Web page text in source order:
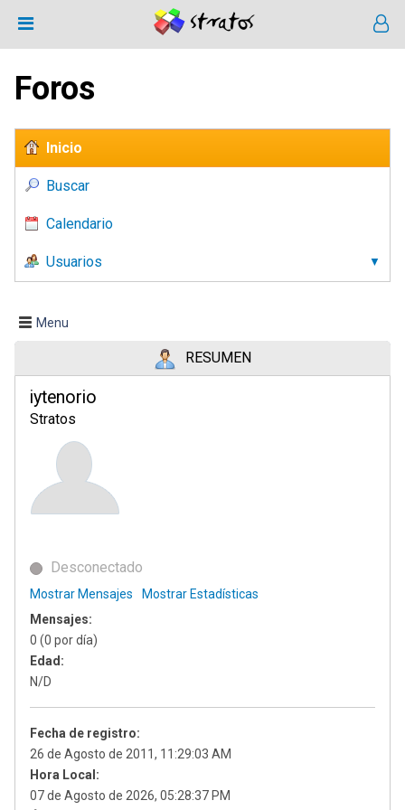
Foros
Inicio
Buscar
Calendario
Usuarios
Menu
RESUMEN
iytenorio
Stratos
Desconectado
Mostrar Mensajes
Mostrar Estadísticas
Mensajes:
0 (0 por día)
Edad:
N/D
Fecha de registro:
26 de Agosto de 2011, 11:29:03 AM
Hora Local:
07 de Agosto de 2026, 05:28:37 PM